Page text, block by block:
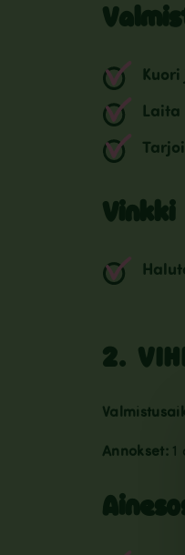
Laita
Vinkki
2.
Annokset:1